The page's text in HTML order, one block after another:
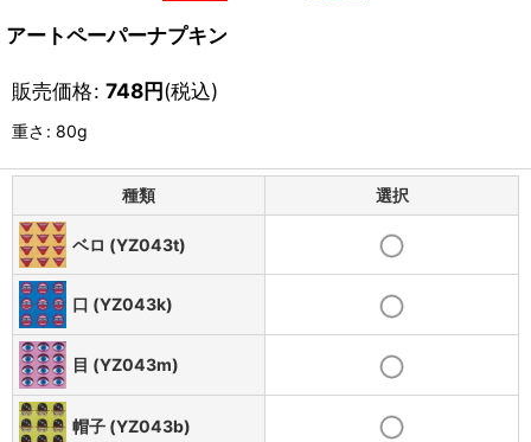
アートペーパーナプキン
販売価格: 748円(税込)
重さ : 80g
種類 選択
ベロ (YZ043t)
口 (YZ043k)
目 (YZ043m)
帽子 (YZ043b)